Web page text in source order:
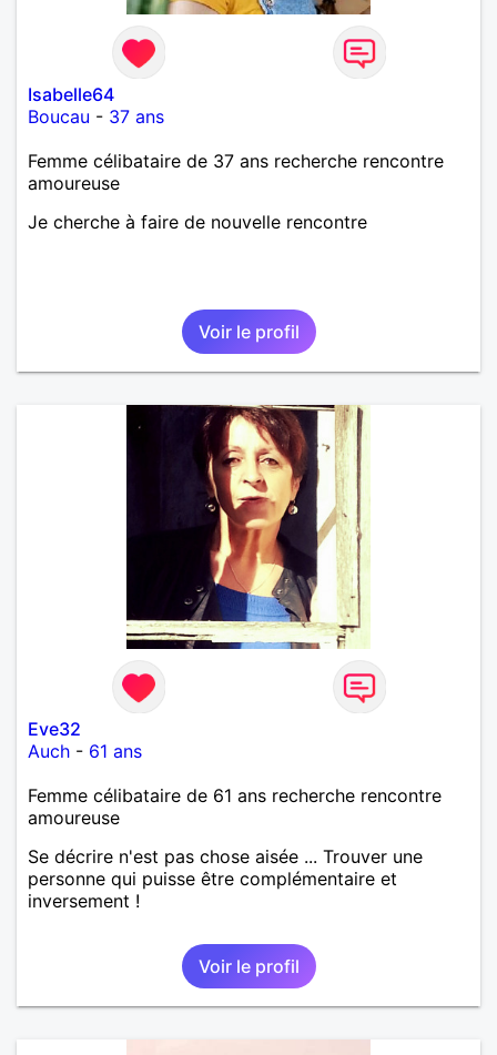
Isabelle64
Boucau - 37 ans
Femme célibataire de 37 ans recherche rencontre
amoureuse
Je cherche à faire de nouvelle rencontre
Voir le profil
Eve32
Auch - 61 ans
Femme célibataire de 61 ans recherche rencontre
amoureuse
Se décrire n'est pas chose aisée ... Trouver une
personne qui puisse être complémentaire et
inversement !
Voir le profil